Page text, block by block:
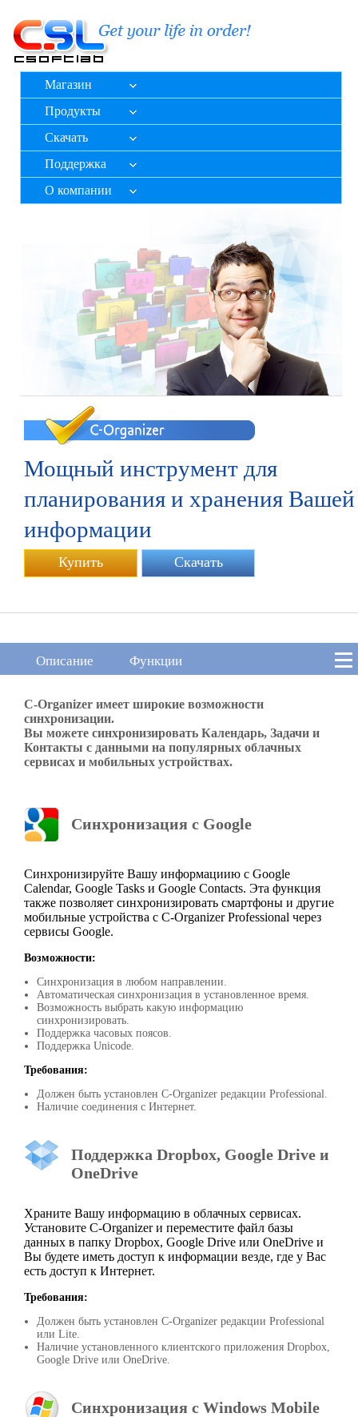
Магазин
Продукты
Скачать
Поддержка
О компании
Мощный инструмент для
планирования и хранения Вашей
информации
Купить Скачать
Описание Функции
C-Organizer имеет широкие возможности
синхронизации.
Вы можете синхронизировать Календарь, Задачи и
Контакты с данными на популярных облачных
сервисах и мобильных устройствах.
Cинхронизация с Google
Синхронизируйте Вашу информациию с Google
Calendar, Google Tasks и Google Contacts. Эта функция
также позволяет синхронизировать смартфоны и другие
мобильные устройства с C-Organizer Professional через
сервисы Google.
Возможности:
Синхронизация в любом направлении.
Автоматическая синхронизация в установленное время.
Возможность выбрать какую информацию
синхронизировать.
Поддержка часовых поясов.
Поддержка Unicode.
Требования:
Должен быть установлен C-Organizer редакции Professional.
Наличие соединения с Интернет.
Поддержка Dropbox, Google Drive и
OneDrive
Храните Вашу информацию в облачных сервисах.
Установите C-Organizer и переместите файл базы
данных в папку Dropbox, Google Drive или OneDrive и
Вы будете иметь доступ к информации везде, где у Вас
есть доступ к Интернет.
Требования:
Должен быть установлен C-Organizer редакции Professional
или Lite.
Наличие установленного клиентского приложения Dropbox,
Google Drive или OneDrive.
Синхронизация с Windows Mobile